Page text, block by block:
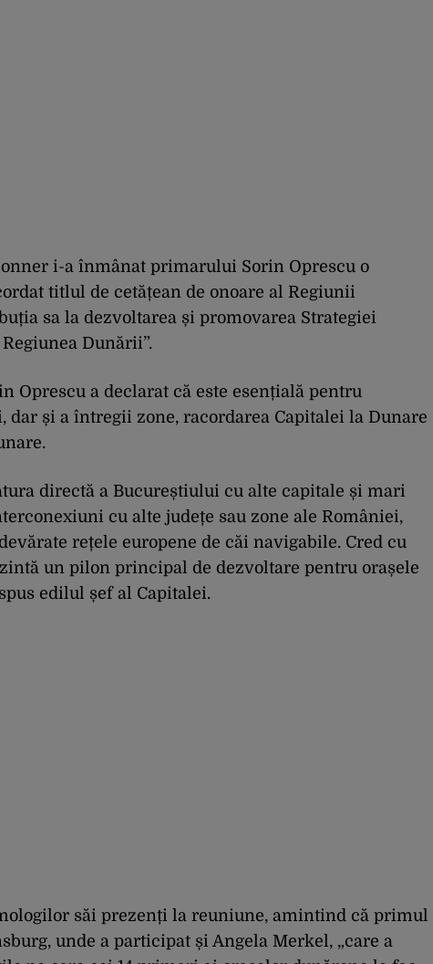
i-a înmânat primarului Sorin Oprescu o
titlul de cetățean de onoare al Regiunii
sa la dezvoltarea și promovarea Strategiei
Dunării”.
Oprescu a declarat că este esențială pentru
dar și a întregii zone, racordarea Capitalei la Dunare
directă a Bucureștiului cu alte capitale și mari
cu alte județe sau zone ale României,
rețele europene de căi navigabile. Cred cu
un pilon principal de dezvoltare pentru orașele
edilul șef al Capitalei.
săi prezenți la reuniune, amintind că primul
unde a participat și Angela Merkel, „care a